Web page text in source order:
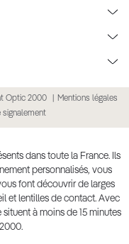
Optic 2000
Mentions légales
signalement
dans toute la France. Ils
personnalisés, vous
font découvrir de larges
et lentilles de contact. Avec
à moins de 15 minutes